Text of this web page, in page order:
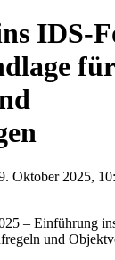
IDS-
für
Oktober 2025,
– Einführung
und